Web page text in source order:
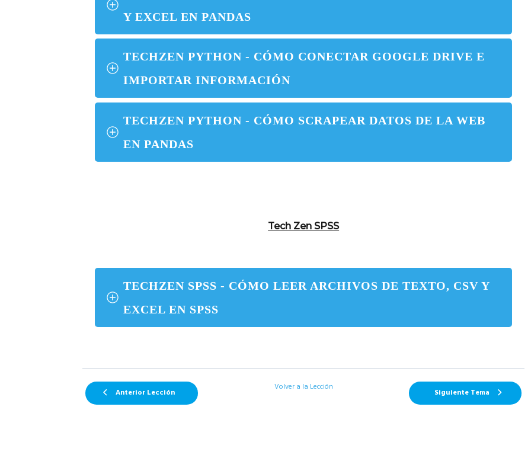
Y EXCEL EN PANDAS
TECHZEN PYTHON - CÓMO CONECTAR GOOGLE DRIVE E
IMPORTAR INFORMACIÓN
TECHZEN PYTHON - CÓMO SCRAPEAR DATOS DE LA WEB
EN PANDAS
Tech Zen SPSS
TECHZEN SPSS - CÓMO LEER ARCHIVOS DE TEXTO, CSV Y
EXCEL EN SPSS
Anterior Lección Volver a la Lección Siguiente Tema